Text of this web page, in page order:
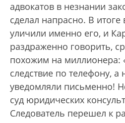
адвокатов в незнании
сделал напрасно. В итоге
уличили именно его, и
раздраженно говорить,
похожим на миллионера:
следствие по телефону, а
уведомляли письменно!
суд юридических
Следователь перешел к